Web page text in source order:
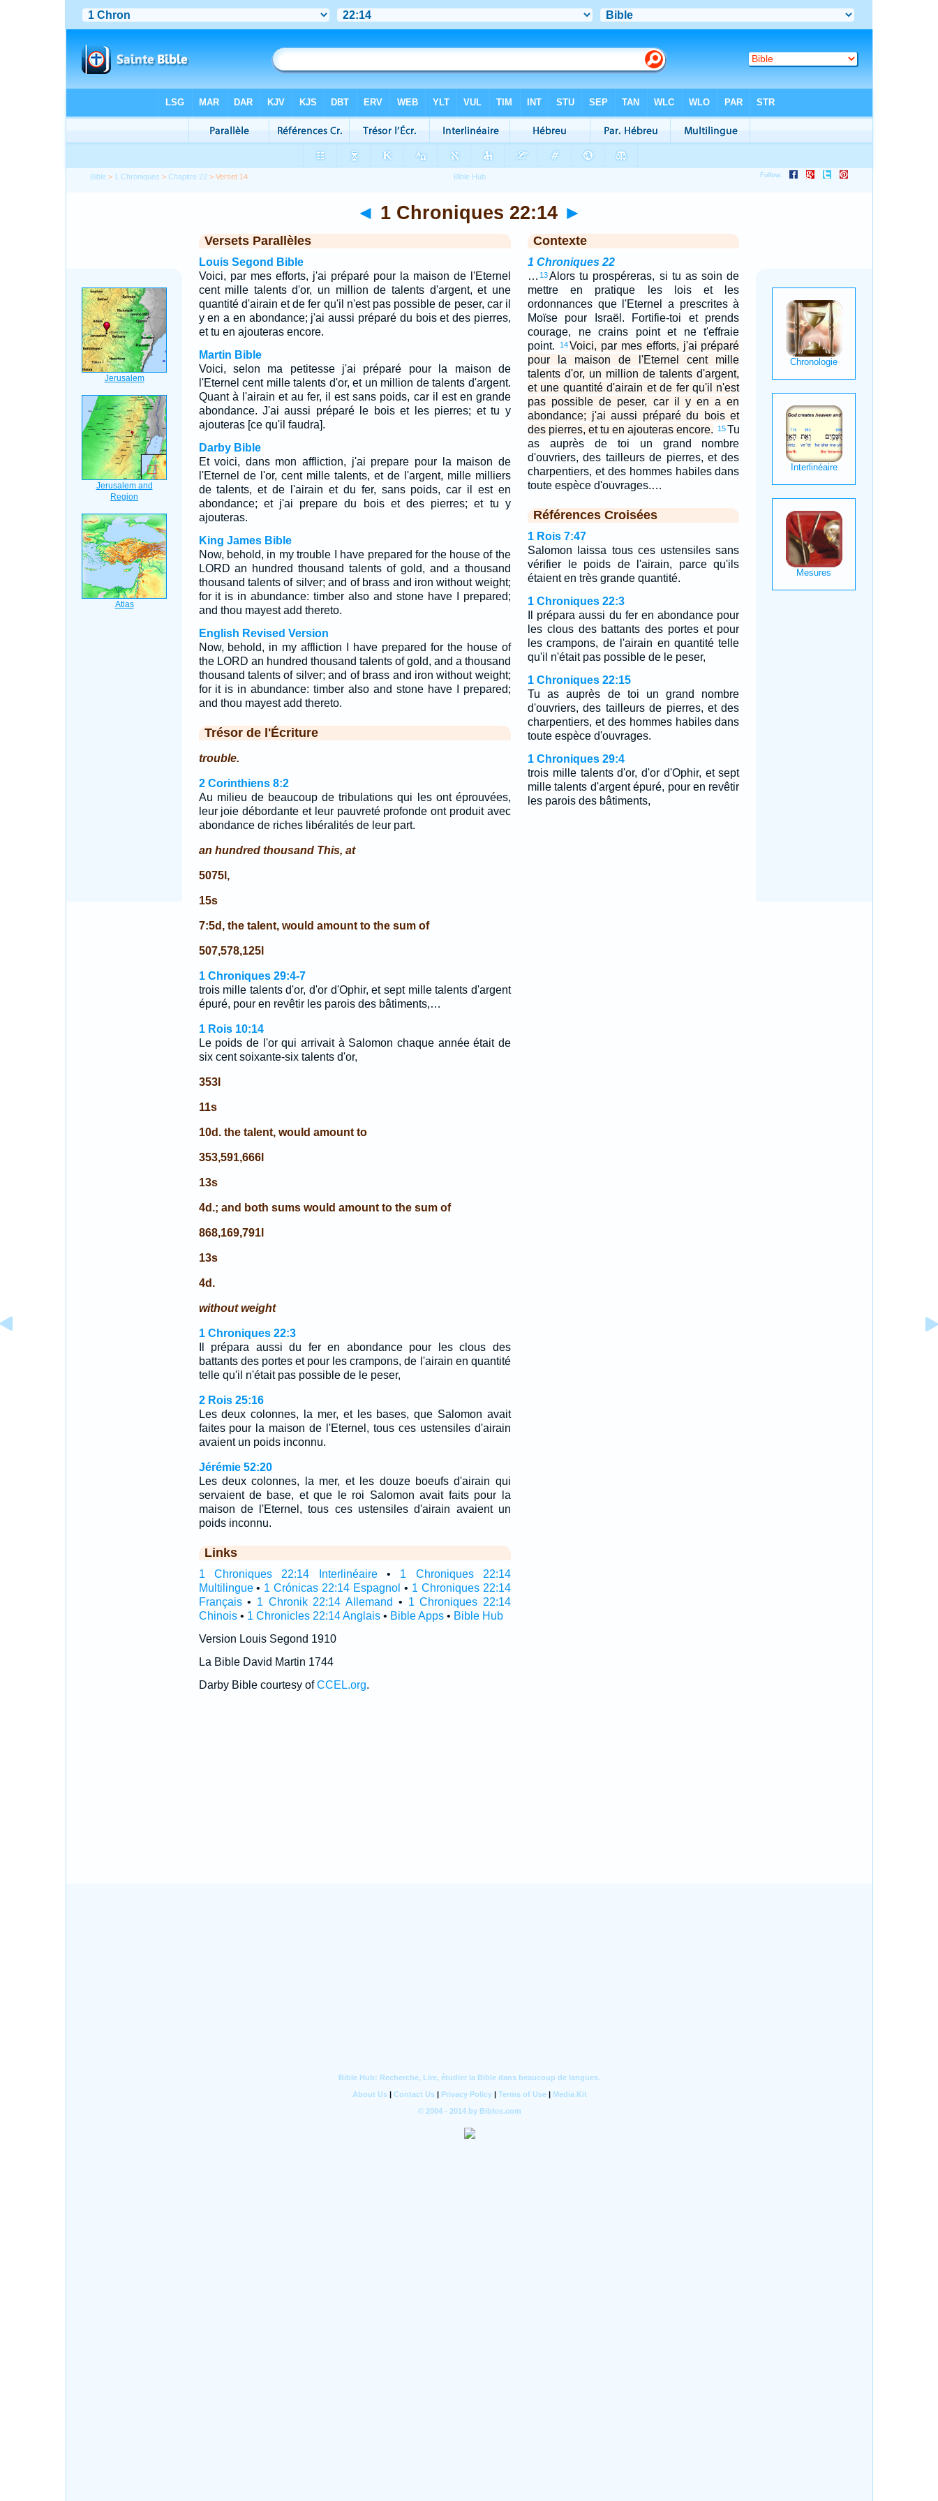
Bible > 1 Chroniques >Chapitre 22 > Verset 14
◄ 1 Chroniques 22:14 ►
Versets Parallèles
Louis Segond Bible
Voici, par mes efforts, j'ai préparé pour la maison de l'Eternel
cent mille talents d'or, un million de talents d'argent, et une
quantité d'airain et de fer qu'il n'est pas possible de peser, car il
y en a en abondance; j'ai aussi préparé du bois et des pierres,
et tu en ajouteras encore.
Martin Bible
Voici, selon ma petitesse j'ai préparé pour la maison de
l'Eternel cent mille talents d'or, et un million de talents d'argent.
Quant à l'airain et au fer, il est sans poids, car il est en grande
abondance. J'ai aussi préparé le bois et les pierres; et tu y
ajouteras [ce qu'il faudra].
Darby Bible
Et voici, dans mon affliction, j'ai prepare pour la maison de
l'Eternel de l'or, cent mille talents, et de l'argent, mille milliers
de talents, et de l'airain et du fer, sans poids, car il est en
abondance; et j'ai prepare du bois et des pierres; et tu y
ajouteras.
King James Bible
Now, behold, in my trouble I have prepared for the house of the
LORD an hundred thousand talents of gold, and a thousand
thousand talents of silver; and of brass and iron without weight;
for it is in abundance: timber also and stone have I prepared;
and thou mayest add thereto.
English Revised Version
Now, behold, in my affliction I have prepared for the house of
the LORD an hundred thousand talents of gold, and a thousand
thousand talents of silver; and of brass and iron without weight;
for it is in abundance: timber also and stone have I prepared;
and thou mayest add thereto.
Trésor de l'Écriture
trouble.
2 Corinthiens 8:2
Au milieu de beaucoup de tribulations qui les ont éprouvées,
leur joie débordante et leur pauvreté profonde ont produit avec
abondance de riches libéralités de leur part.
an hundred thousand This, at
5075l,
15s
7:5d, the talent, would amount to the sum of
507,578,125l
1 Chroniques 29:4-7
trois mille talents d'or, d'or d'Ophir, et sept mille talents d'argent
épuré, pour en revêtir les parois des bâtiments,…
1 Rois 10:14
Le poids de l'or qui arrivait à Salomon chaque année était de
six cent soixante-six talents d'or,
353l
11s
10d. the talent, would amount to
353,591,666l
13s
4d.; and both sums would amount to the sum of
868,169,791l
13s
4d.
without weight
1 Chroniques 22:3
Il prépara aussi du fer en abondance pour les clous des
battants des portes et pour les crampons, de l'airain en quantité
telle qu'il n'était pas possible de le peser,
2 Rois 25:16
Les deux colonnes, la mer, et les bases, que Salomon avait
faites pour la maison de l'Eternel, tous ces ustensiles d'airain
avaient un poids inconnu.
Jérémie 52:20
Les deux colonnes, la mer, et les douze boeufs d'airain qui
servaient de base, et que le roi Salomon avait faits pour la
maison de l'Eternel, tous ces ustensiles d'airain avaient un
poids inconnu.
Links
1 Chroniques 22:14 Interlinéaire• 1 Chroniques 22:14
Multilingue• 1 Crónicas 22:14 Espagnol • 1 Chroniques 22:14
Français• 1 Chronik 22:14 Allemand • 1 Chroniques 22:14
Chinois• 1 Chronicles 22:14 Anglais• Bible Apps• Bible Hub
Version Louis Segond 1910
La Bible David Martin 1744
Darby Bible courtesy ofCCEL.org.
Contexte
1 Chroniques 22
… 13Alors tu prospéreras, si tu as soin de
mettre en pratique les lois et les
ordonnances que l'Eternel a prescrites à
Moïse pour Israël. Fortifie-toi et prends
courage, ne crains point et ne t'effraie
point.
14Voici, par mes efforts, j'ai préparé
pour la maison de l'Eternel cent mille
talents d'or, un million de talents d'argent,
et une quantité d'airain et de fer qu'il n'est
pas possible de peser, car il y en a en
abondance; j'ai aussi préparé du bois et
des pierres, et tu en ajouteras encore.
15 Tu
as auprès de toi un grand nombre
d'ouvriers, des tailleurs de pierres, et des
charpentiers, et des hommes habiles dans
toute espèce d'ouvrages.…
Références Croisées
1 Rois 7:47
Salomon laissa tous ces ustensiles sans
vérifier le poids de l'airain, parce qu'ils
étaient en très grande quantité.
1 Chroniques 22:3
Il prépara aussi du fer en abondance pour
les clous des battants des portes et pour
les crampons, de l'airain en quantité telle
qu'il n'était pas possible de le peser,
1 Chroniques 22:15
Tu as auprès de toi un grand nombre
d'ouvriers, des tailleurs de pierres, et des
charpentiers, et des hommes habiles dans
toute espèce d'ouvrages.
1 Chroniques 29:4
trois mille talents d'or, d'or d'Ophir, et sept
mille talents d'argent épuré, pour en revêtir
les parois des bâtiments,